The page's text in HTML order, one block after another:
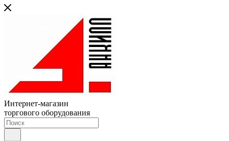
Интернет-магазин
торгового оборудования